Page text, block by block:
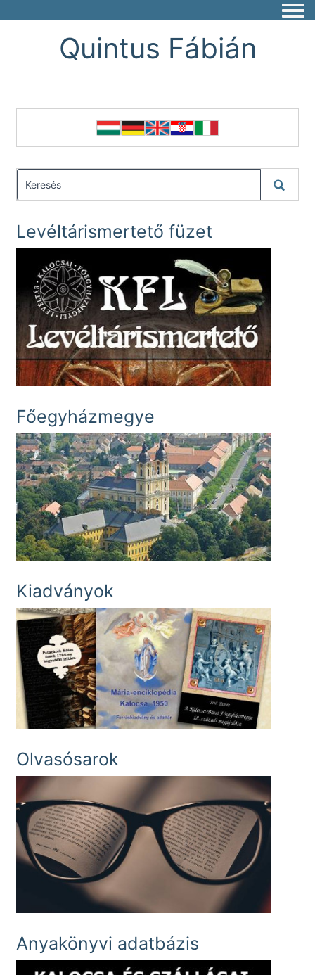
Quintus Fábián
Levéltárismertető füzet
Főegyházmegye
Kiadványok
Olvasósarok
Anyakönyvi adatbázis